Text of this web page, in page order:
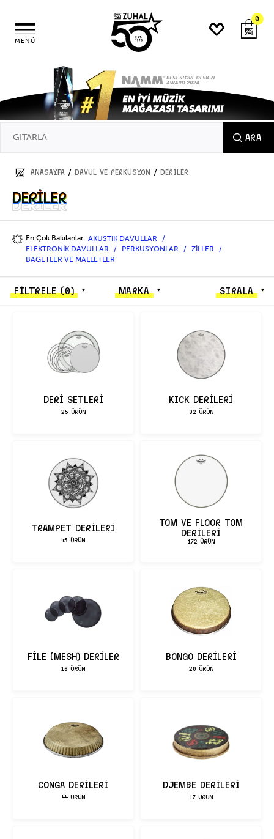
MENÜ
0
ARA
ANASAYFA / DAVUL ve PERKÜSYON / DERİLER
DERİLER
DERİLER
💥 En Çok Bakılanlar: AKUSTİK DAVULLAR
ELEKTRONİK DAVULLAR
PERKÜSYONLAR
ZİLLER
BAGETLER VE MALLETLER
FİLTRELE(0) MARKA SIRALA
DERİ SETLERİ
25 ÜRÜN
KICK DERİLERİ
82 ÜRÜN
TRAMPET DERİLERİ
45 ÜRÜN
TOM VE FLOOR TOM
DERİLERİ
172 ÜRÜN
FİLE (MESH) DERİLER
16 ÜRÜN
BONGO DERİLERİ
20 ÜRÜN
CONGA DERİLERİ
44 ÜRÜN
DJEMBE DERİLERİ
17 ÜRÜN